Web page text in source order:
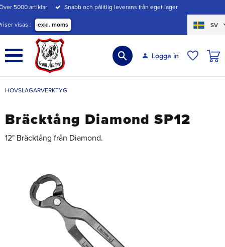
Meny
5000 artiklar Snabb och pålitlig leverans från eget lager
visas exkl. moms SV
Logga in
HOVSLAGARVERKTYG
Bräcktång Diamond SP12
12" Bräcktång från Diamond.